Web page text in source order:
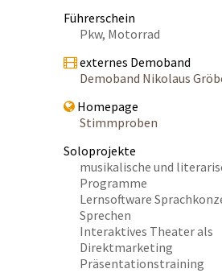
Führerschein
Pkw, Motorrad
externes Demoband
Demoband Nikolaus
Homepage
Stimmproben
Soloprojekte
musikalische und
Programme
Lernsoftware
Sprechen
Interaktives Theater als
Direktmarketing
Präsentationstraining